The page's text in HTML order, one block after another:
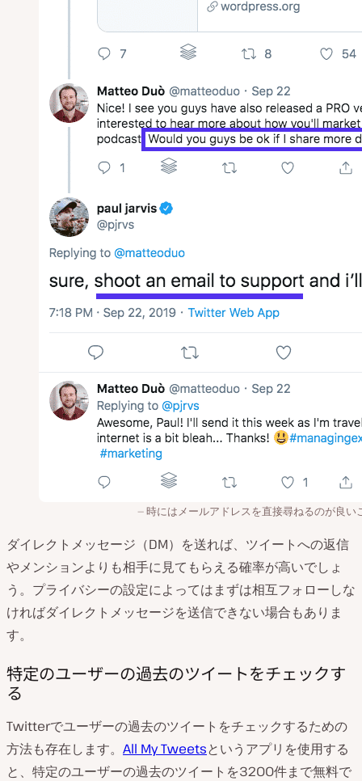
時にはメールアドレスを直接尋ねるのが良い
ダイレクトメッセージ（DM）を送れば、ツイートへの返信
やメンションよりも相手に見てもらえる確率が高いでしょ
う。プライバシーの設定によってはまずは相互フォローしな
ければダイレクトメッセージを送信できない場合もありま
す。
特定のユーザーの過去のツイートをチェックす
る
Twitterでユーザーの過去のツイートをチェックするための
方法も存在します。 All My Tweetsというアプリを使用する
と、特定のユーザーの過去のツイートを3200件まで無料で